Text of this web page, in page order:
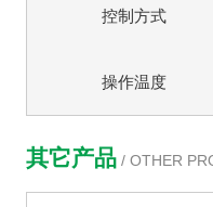
控制方式
操作温度
其它产品/ OTHER